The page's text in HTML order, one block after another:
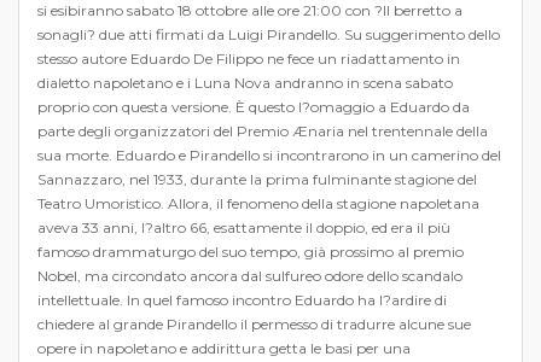
si esibiranno sabato 18 ottobre alle ore 21:00 con ?Il berretto a
sonagli? due atti firmati da Luigi Pirandello. Su suggerimento dello
stesso autore Eduardo De Filippo ne fece un riadattamento in
dialetto napoletano e i Luna Nova andranno in scena sabato
proprio con questa versione. È questo l?omaggio a Eduardo da
parte degli organizzatori del Premio Ænaria nel trentennale della
sua morte. Eduardo e Pirandello si incontrarono in un camerino del
Sannazzaro, nel 1933, durante la prima fulminante stagione del
Teatro Umoristico. Allora, il fenomeno della stagione napoletana
aveva 33 anni, l?altro 66, esattamente il doppio, ed era il più
famoso drammaturgo del suo tempo, già prossimo al premio
Nobel, ma circondato ancora dal sulfureo odore dello scandalo
intellettuale. In quel famoso incontro Eduardo ha l?ardire di
chiedere al grande Pirandello il permesso di tradurre alcune sue
opere in napoletano e addirittura getta le basi per una